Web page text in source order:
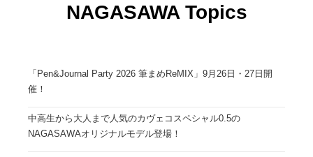
NAGASAWA Topics
「Pen&Journal Party 2026 筆まめReMIX」9月26日・27日開
催！
中高生から大人まで人気のカヴェコスペシャル0.5の
NAGASAWAオリジナルモデル登場！